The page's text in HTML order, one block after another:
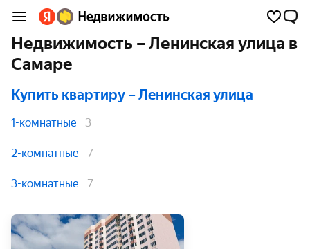
Недвижимость – Ленинская улица в
Самаре
Купить квартиру – Ленинская улица
1-комнатные 3
2-комнатные 7
3-комнатные 7